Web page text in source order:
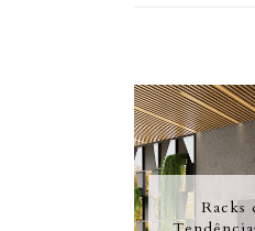
Racks